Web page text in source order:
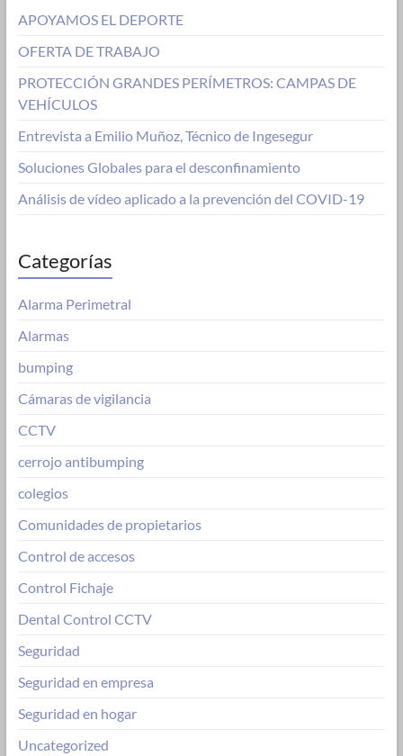
APOYAMOS EL DEPORTE
OFERTA DE TRABAJO
PROTECCIÓN GRANDES PERÍMETROS: CAMPAS DE
VEHÍCULOS
Entrevista a Emilio Muñoz, Técnico de Ingesegur
Soluciones Globales para el desconfinamiento
Análisis de vídeo aplicado a la prevención del COVID-19
Categorías
Alarma Perimetral
Alarmas
bumping
Cámaras de vigilancia
CCTV
cerrojo antibumping
colegios
Comunidades de propietarios
Control de accesos
Control Fichaje
Dental Control CCTV
Seguridad
Seguridad en empresa
Seguridad en hogar
Uncategorized